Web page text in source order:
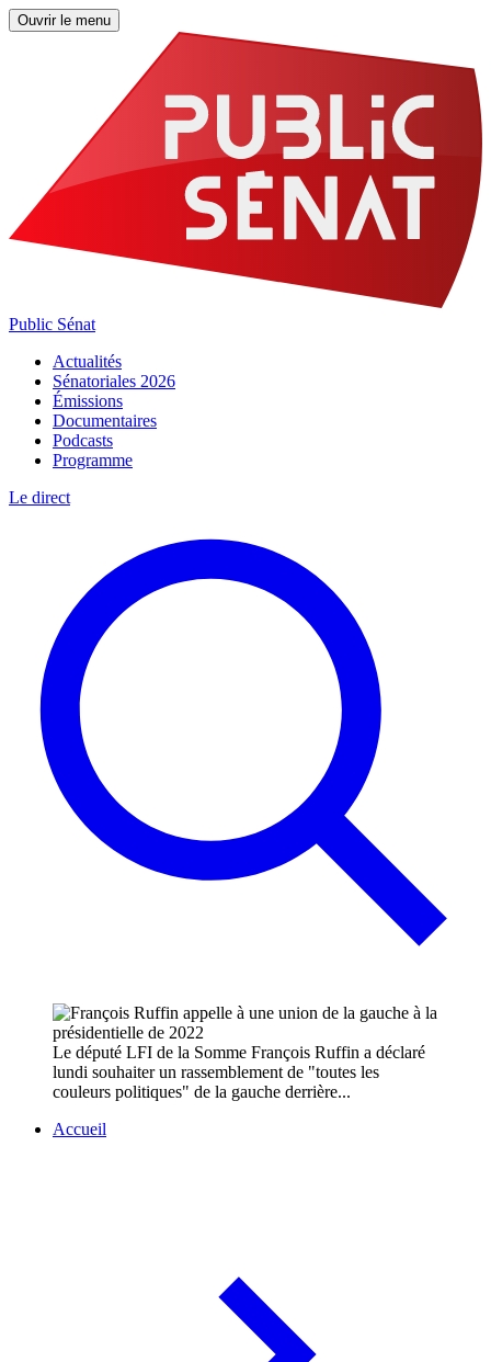
Ouvrir le menu
Public Sénat
Actualités
Sénatoriales 2026
Émissions
Documentaires
Podcasts
Programme
Le direct
Le député LFI de la Somme François Ruffin a déclaré
lundi souhaiter un rassemblement de "toutes les
couleurs politiques" de la gauche derrière...
Accueil